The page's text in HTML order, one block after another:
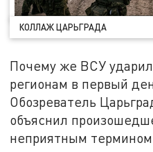
КОЛЛАЖ ЦАРЬГРАДА
Почему же ВСУ
регионам в первый
Обозреватель
объяснил
неприятным